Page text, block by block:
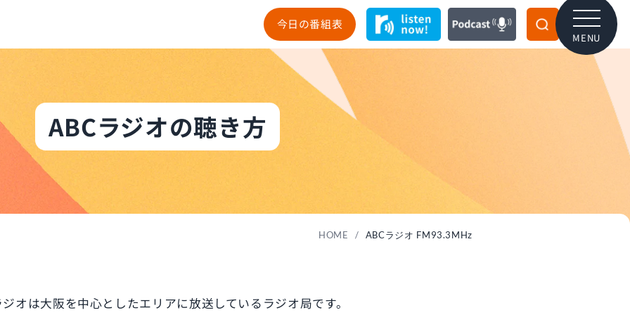
今日の番組表
MENU
ABCラジオの聴き方
HOME / ABCラジオ FM93.3MHz
オは大阪を中心としたエリアに放送しているラジオ局です。